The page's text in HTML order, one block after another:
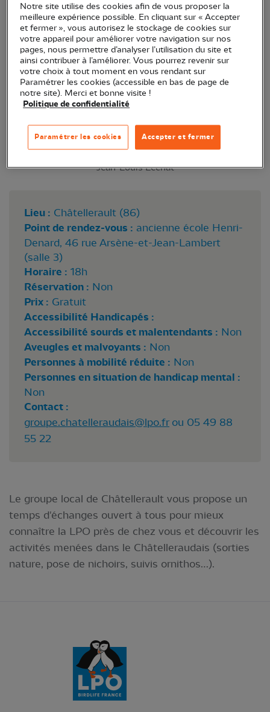
local de Châtellerault !
La Vienne vue du skatepark de Châtellerault ©
Jean-Louis Lechat
Lieu : Châtellerault (86)
Point de rendez-vous : ancienne école Henri-
Denard, 46 rue Arsène-et-Jean-Lambert
(salle 3)
Horaire : 18h
Réservation : Non
Prix : Gratuit
Accessibilité Handicapés :
Accessibilité sourds et malentendants : Non
Aveugles et malvoyants : Non
Personnes à mobilité réduite : Non
Personnes en situation de handicap mental :
Non
Contact :
groupe.chatelleraudais@lpo.fr ou 05 49 88
55 22
Le groupe local de Châtellerault vous propose un
temps d'échanges ouvert à tous pour mieux
connaître la LPO près de chez vous et découvrir les
activités menées dans le Châtelleraudais (sorties
nature, pose de nichoirs, suivis ornithos…).
Notre site utilise des cookies afin de vous proposer la
meilleure expérience possible. En cliquant sur « Accepter
et fermer », vous autorisez le stockage de cookies sur
votre appareil pour améliorer votre navigation sur nos
pages, nous permettre d’analyser l’utilisation du site et
ainsi contribuer à l’améliorer. Vous pourrez revenir sur
votre choix à tout moment en vous rendant sur
Paramétrer les cookies (accessible en bas de page de
notre site). Merci et bonne visite !
Politique de confidentialité
Accepter et fermer
Paramétrer les cookies